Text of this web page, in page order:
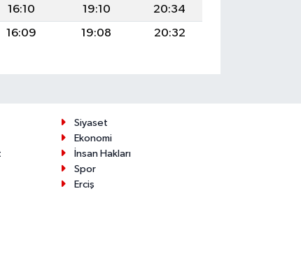
16:10 19:10
20:34
16:09 19:08 20:32
Siyaset
Ekonomi
İnsan Hakları
Spor
Erciş